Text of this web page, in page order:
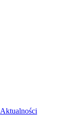
Aktualności